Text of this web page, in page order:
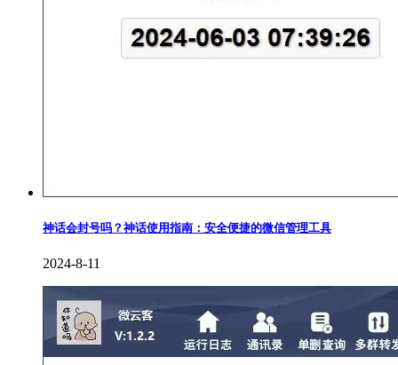
神话会封号吗？神话使用指南：安全便捷的微信管理工具
2024-8-11